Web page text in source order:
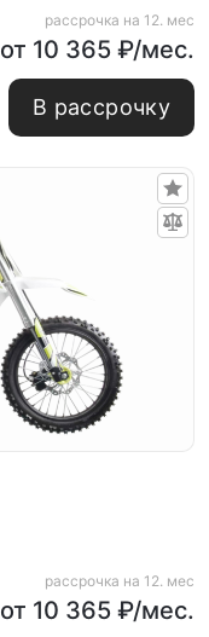
рассрочка на 12. мес
от 10 365 ₽/мес.
В рассрочку
рассрочка на 12. мес
от 10 365 ₽/мес.